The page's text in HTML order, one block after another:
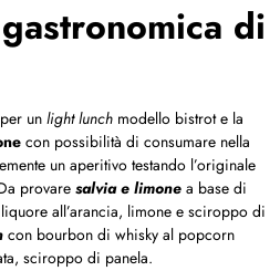
di
per un light lunch modello bistrot e la
con possibilità di consumare nella
un aperitivo testando l’originale
provaresalvia e limone a base di
all’arancia, limone e sciroppo di
con bourbon di whisky al popcorn
sciroppo di panela.